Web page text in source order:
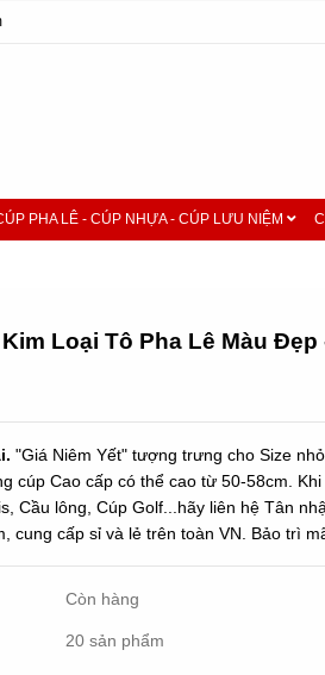
PHA LÊ - CÚP NHỰA - CÚP LƯU NIỆM
Loại Tô Pha Lê Màu
"Giá Niêm Yết" tượng trưng cho Size
cúp Cao cấp có thể cao từ 50-58cm.
Cầu lông, Cúp Golf...hãy liên hệ Tân
cung cấp sỉ và lẻ trên toàn VN. Bảo trì
Còn hàng
20 sản phẩm